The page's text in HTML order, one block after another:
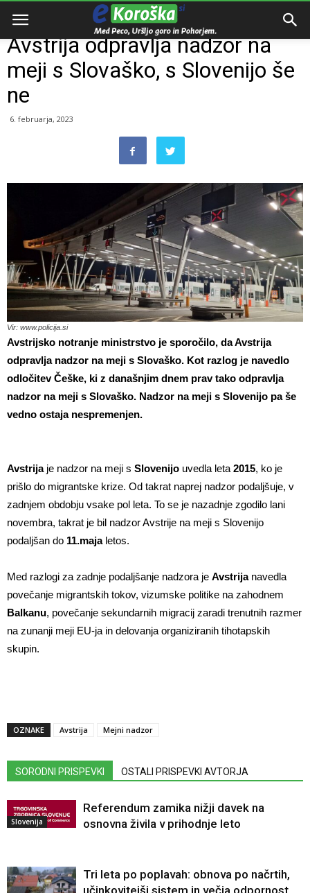
Domov
Avstrija odpravlja nadzor na
meji s Slovaško, s Slovenijo še
ne
6. februarja, 2023
Vir: www.policija.si
Avstrijsko notranje ministrstvo je sporočilo, da Avstrija
odpravlja nadzor na meji s Slovaško. Kot razlog je navedlo
odločitev Češke, ki z današnjim dnem prav tako odpravlja
nadzor na meji s Slovaško. Nadzor na meji s Slovenijo pa še
vedno ostaja nespremenjen.
Avstrijaje nadzor na meji s Slovenijo uvedla leta 2015, ko je
prišlo do migrantske krize. Od takrat naprej nadzor podaljšuje, v
zadnjem obdobju vsake pol leta. To se je nazadnje zgodilo lani
novembra, takrat je bil nadzor Avstrije na meji s Slovenijo
podaljšan do 11.majaletos.
Med razlogi za zadnje podaljšanje nadzora je Avstrijanavedla
povečanje migrantskih tokov, vizumske politike na zahodnem
Balkanu, povečanje sekundarnih migracij zaradi trenutnih razmer
na zunanji meji EU-ja in delovanja organiziranih tihotapskih
skupin.
OZNAKE Avstrija Mejni nadzor
SORODNI PRISPEVKI OSTALI PRISPEVKI AVTORJA
Slovenija
Referendum zamika nižji davek na
osnovna živila v prihodnje leto
Tri leta po poplavah: obnova po načrtih,
učinkovitejši sistem in večja odpornost